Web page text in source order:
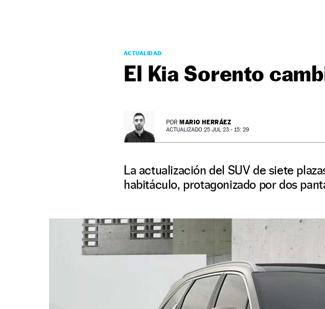
ACTUALIDAD
El Kia Sorento
POR MARIO HERRÁEZ
ACTUALIZADO 25 JUL 23 - 15: 29
La actualización del SUV de siete
habitáculo, protagonizado por dos